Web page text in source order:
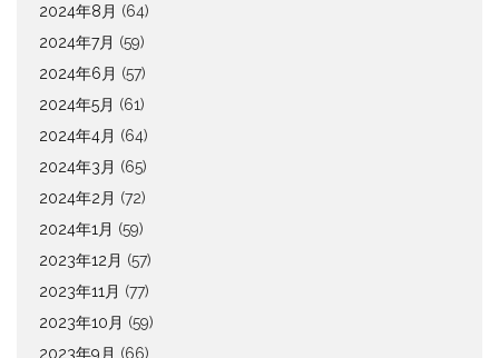
2024年8月 (64)
2024年7月 (59)
2024年6月 (57)
2024年5月 (61)
2024年4月 (64)
2024年3月 (65)
2024年2月 (72)
2024年1月 (59)
2023年12月 (57)
2023年11月 (77)
2023年10月 (59)
2023年9月 (66)